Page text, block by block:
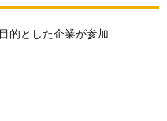
的とした企業が参加